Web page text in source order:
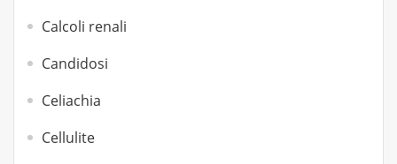
Calcoli renali
Candidosi
Celiachia
Cellulite